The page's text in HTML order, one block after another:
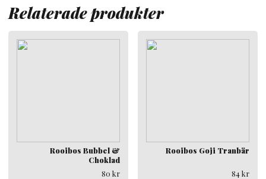
Relaterade produkter
Rooibos Bubbel &
Choklad
80 kr
Rooibos Goji Tranbär
84kr